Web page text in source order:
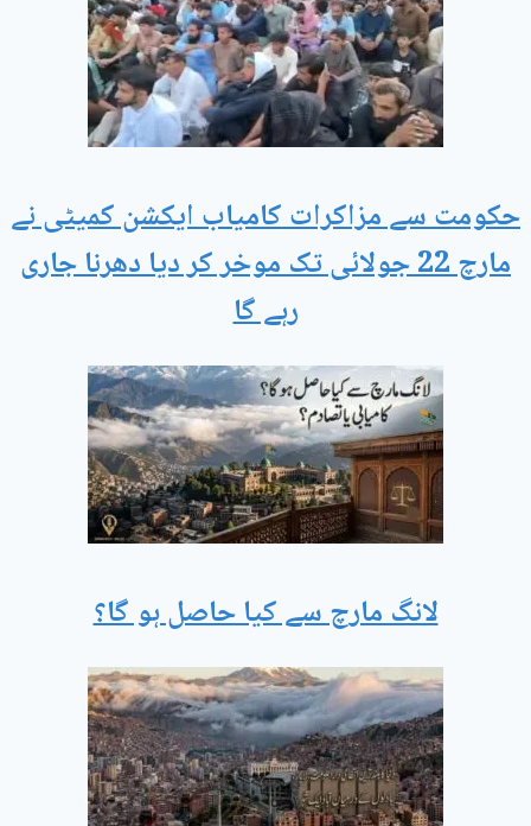
حکومت سے مزاکرات کامیاب ایکشن کمیٹی نے
مارچ 22 جولائی تک موخر کر دیا دھرنا جاری
رہے گا
لانگ مارچ سے کیا حاصل ہو گا؟